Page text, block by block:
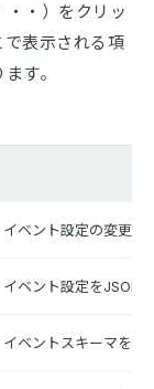
・）をクリッ
で表示される項
す。
イベント設定の変更履
イベント設定をJSON
イベントスキーマを